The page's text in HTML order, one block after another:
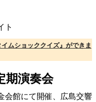
ト
ムショッククイズ』ができま
期演奏会
会館にて開催、広島交響